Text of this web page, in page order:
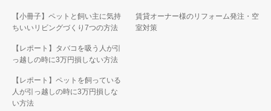
【小冊子】ペットと飼い主に気持
ちいいリビングづくり7つの方法
【レポート】タバコを吸う人が引
っ越しの時に3万円損しない方法
【レポート】ペットを飼っている
人が引っ越しの時に3万円損しな
い方法
賃貸オーナー様のリフォーム発注・空
室対策